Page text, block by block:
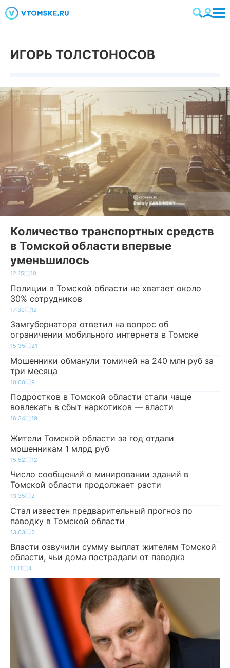
ИГОРЬ ТОЛСТОНОСОВ
Количество транспортных средств
в Томской области впервые
уменьшилось
12:15 10
Полиции в Томской области не хватает около
30% сотрудников
17:30 12
Замгубернатора ответил на вопрос об
ограничении мобильного интернета в Томске
15:35 21
Мошенники обманули томичей на 240 млн руб за
три месяца
10:00 9
Подростков в Томской области стали чаще
вовлекать в сбыт наркотиков — власти
16:34 19
Жители Томской области за год отдали
мошенникам 1 млрд руб
15:52 12
Число сообщений о минировании зданий в
Томской области продолжает расти
13:35 2
Стал известен предварительный прогноз по
паводку в Томской области
13:03 2
Власти озвучили сумму выплат жителям Томской
области, чьи дома пострадали от паводка
11:11 4